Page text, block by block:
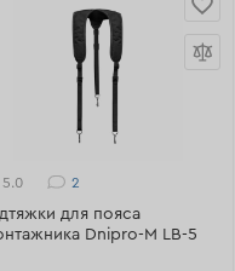
5.0 2
для пояса
Dnipro-M LB-5